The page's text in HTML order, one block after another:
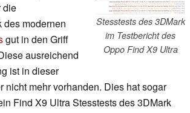
Stesstests des 3DMark
im Testbericht des
Oppo Find X9 Ultra
die
des modernen
gut in den Griff
ausreichend
ist in dieser
nicht mehr vorhanden. Dies hat sogar
Find X9 Ultra Stesstests des 3DMark